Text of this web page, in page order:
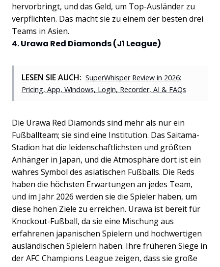
hervorbringt, und das Geld, um Top-Ausländer zu
verpflichten. Das macht sie zu einem der besten drei
Teams in Asien.
4. Urawa Red Diamonds (J1 League)
LESEN SIE AUCH: SuperWhisper Review in 2026:
Pricing, App, Windows, Login, Recorder, AI & FAQs
Die Urawa Red Diamonds sind mehr als nur ein
Fußballteam; sie sind eine Institution. Das Saitama-
Stadion hat die leidenschaftlichsten und größten
Anhänger in Japan, und die Atmosphäre dort ist ein
wahres Symbol des asiatischen Fußballs. Die Reds
haben die höchsten Erwartungen an jedes Team,
und im Jahr 2026 werden sie die Spieler haben, um
diese hohen Ziele zu erreichen. Urawa ist bereit für
Knockout-Fußball, da sie eine Mischung aus
erfahrenen japanischen Spielern und hochwertigen
ausländischen Spielern haben. Ihre früheren Siege in
der AFC Champions League zeigen, dass sie große